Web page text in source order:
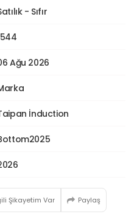
- Sıfır
Ağu 2026
İnduction
Şikayetim Var Paylaş